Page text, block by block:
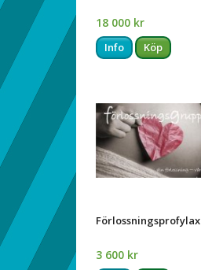
18 000 kr
Info Köp
Förlossningsprofylax
3 600 kr